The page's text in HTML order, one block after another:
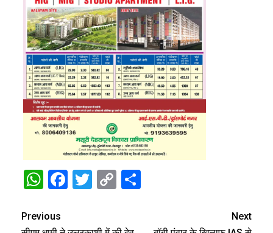
WhatsApp
Facebook
Twitter
Copy
Previous
Next